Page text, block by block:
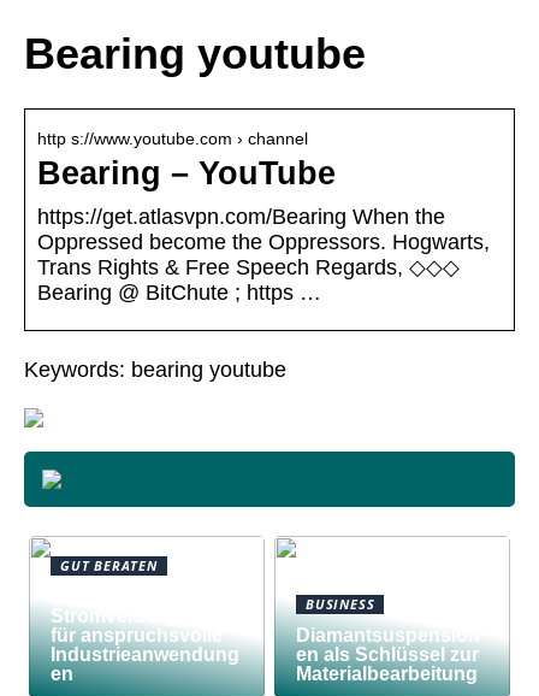
Bearing youtube
http s://www.youtube.com › channel
Bearing – YouTube
https://get.atlasvpn.com/Bearing When the
Oppressed become the Oppressors. Hogwarts,
Trans Rights & Free Speech Regards, ◇◇◇
Bearing @ BitChute ; https …
Keywords: bearing youtube
GUT BERATEN
Stromversorgungen
für anspruchsvolle
Industrieanwendung
en
BUSINESS
Diamantsuspension
en als Schlüssel zur
Materialbearbeitung